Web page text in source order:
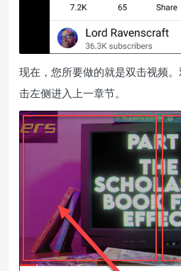
现在，您所要做的就是双击视频
击左侧进入上一章节。